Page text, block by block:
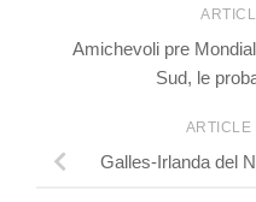
Amichevoli pre
Sud, le
ARTICLE
Galles-Irlanda del